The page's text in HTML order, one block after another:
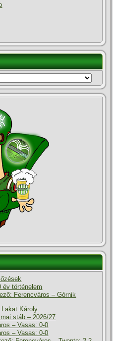
év történelem
Ferencváros – Górnik
Károly
stáb – 2026/27
– Vasas: 0-0
– Vasas: 0-0